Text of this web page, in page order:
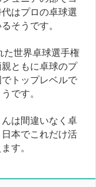
はプロの卓球選
そうです。
た世界卓球選手権
ともに卓球のプ
トップレベルで
です。
は間違いなく卓
本でこれだけ活
す。